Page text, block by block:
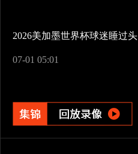
2026美加墨世界杯球迷睡过头
07-01 05:01